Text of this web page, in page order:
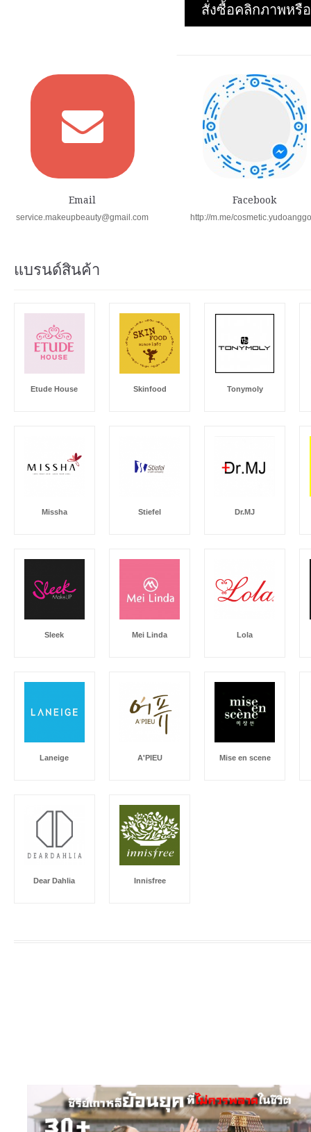
สั่งซื้อคลิกภาพหรื
Email
service.makeupbeauty@gmail.com
Facebook
http://m.me/
แบรนด์สินค้า
Etude House Skinfood Tonymoly
Missha Stiefel Dr.MJ
Sleek Mei Linda Lola
Laneige A'PIEU Mise en scene
Dear Dahlia Innisfree